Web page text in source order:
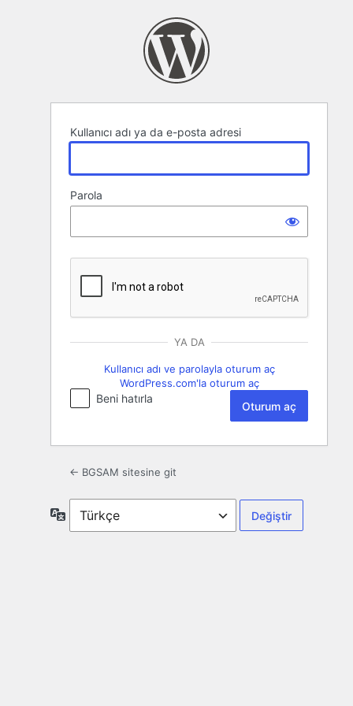
Kullanıcı adı ya da e-posta adresi
Parola
YA DA
Kullanıcı adı ve parolayla oturum aç
WordPress.com'la oturum aç
Beni hatırla
← BGSAM sitesine git
Dil